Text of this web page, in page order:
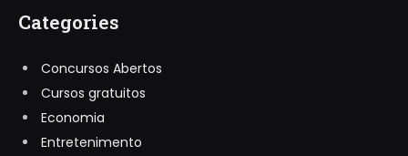
Categories
Concursos Abertos
Cursos gratuitos
Economia
Entretenimento